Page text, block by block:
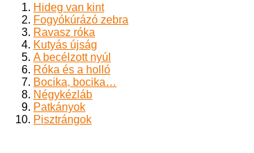
Hideg van kint
Fogyókúrázó zebra
Ravasz róka
Kutyás újság
A becélzott nyúl
Róka és a holló
Bocika, bocika…
Négykézláb
Patkányok
Pisztrángok